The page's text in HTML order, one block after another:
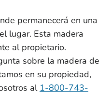
permanecerá en una
lugar. Esta madera
al propietario.
sobre la madera de
en su propiedad,
al 1-800-743-